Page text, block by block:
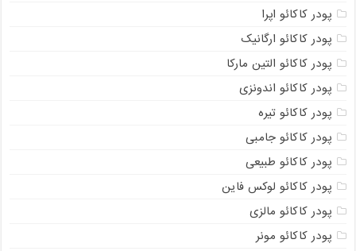
پودر کاکائو اپرا
پودر کاکائو ارگانیک
پودر کاکائو التین مارکا
پودر کاکائو اندونزی
پودر کاکائو تیره
پودر کاکائو جامبی
پودر کاکائو طبیعی
پودر کاکائو لوکس فاین
پودر کاکائو مالزی
پودر کاکائو مونر